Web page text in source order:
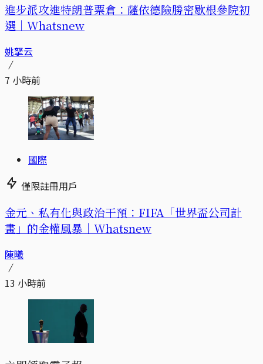
進步派攻進特朗普票倉：薩依德險勝密歇根參院初
選｜Whatsnew
姚拏云
7 小時前
國際
僅限註冊用戶
金元、私有化與政治干預：FIFA「世界盃公司計
畫」的金權風暴｜Whatsnew
陳曦
13 小時前